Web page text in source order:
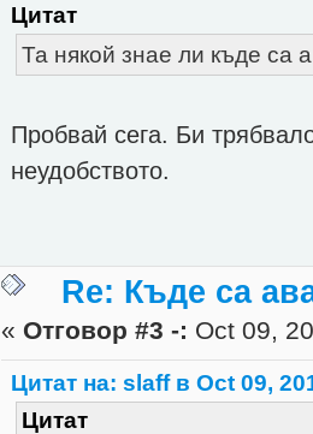
Цитат
Та някой знае ли къде са
Пробвай сега. Би
неудобството.
Re: Къде са
« Отговор #3 -: Oct 09,
Цитат на: slaff в Oct 09,
Цитат